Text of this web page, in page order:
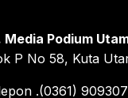
Media Podium
P No 58, Kuta
.(0361)